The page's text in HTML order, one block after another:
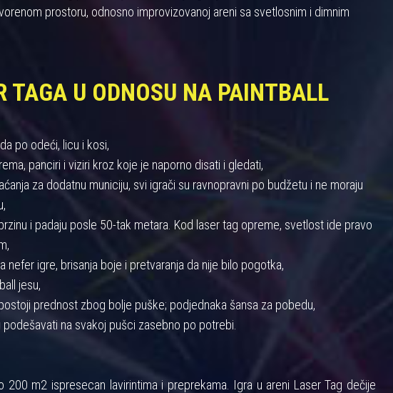
prostoru, odnosno improvizovanoj areni sa svetlosnim i dimnim
TAGA U ODNOSU NA PAINTBALL
po odeći, licu i kosi,
panciri i viziri kroz koje je naporno disati i gledati,
za dodatnu municiju, svi igrači su ravnopravni po budžetu i ne moraju
i padaju posle 50-tak metara. Kod laser tag opreme, svetlost ide pravo
igre, brisanja boje i pretvaranja da nije bilo pogotka,
jesu,
prednost zbog bolje puške; podjednaka šansa za pobedu,
na svakoj pušci zasebno po potrebi.
200 m2 ispresecan lavirintima i preprekama. Igra u areni Laser Tag dečije